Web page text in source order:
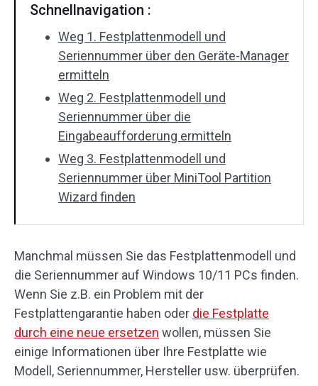
Schnellnavigation :
Weg 1. Festplattenmodell und
Seriennummer über den Geräte-Manager
ermitteln
Weg 2. Festplattenmodell und
Seriennummer über die
Eingabeaufforderung ermitteln
Weg 3. Festplattenmodell und
Seriennummer über MiniTool Partition
Wizard finden
Manchmal müssen Sie das Festplattenmodell und
die Seriennummer auf Windows 10/11 PCs finden.
Wenn Sie z.B. ein Problem mit der
Festplattengarantie haben oder die Festplatte
durch eine neue ersetzen wollen, müssen Sie
einige Informationen über Ihre Festplatte wie
Modell, Seriennummer, Hersteller usw. überprüfen.